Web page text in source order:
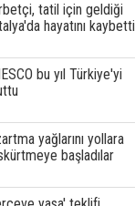
tatil için geldiği
hayatını kaybetti
bu yıl Türkiye'yi
yağlarını yollara
başladılar